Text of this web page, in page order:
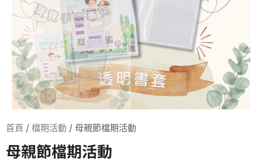
首頁 / 檔期活動 / 母親節檔期活動
母親節檔期活動